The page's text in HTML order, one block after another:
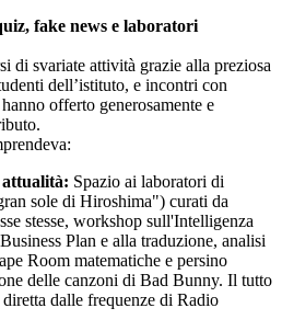
fake news e laboratori
di svariate attività grazie alla preziosa
dell’istituto, e incontri con
offerto generosamente e
Spazio ai laboratori di
sole di Hiroshima") curati da
stesse, workshop sull'Intelligenza
Plan e alla traduzione, analisi
Room matematiche e persino
delle canzoni di Bad Bunny. Il tutto
dalle frequenze di Radio